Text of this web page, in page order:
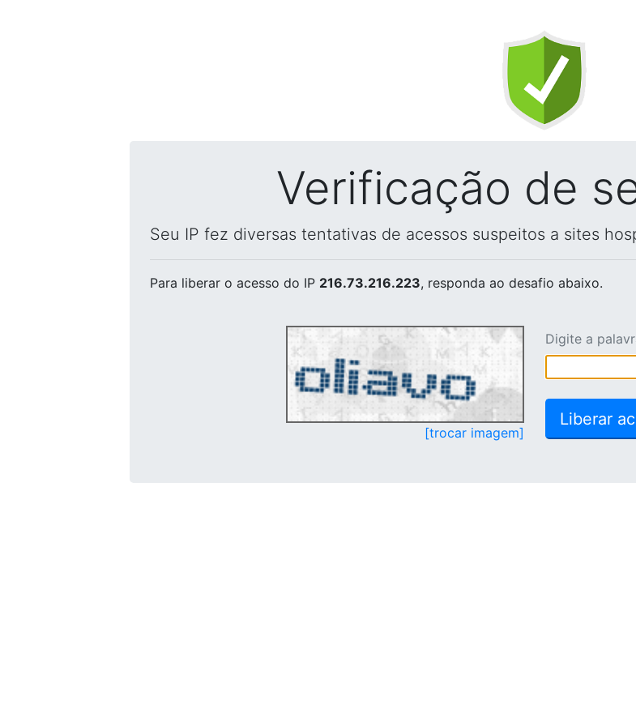
Verificação de
Seu IP fez diversas tentativas de acessos suspeitos a sites
Para liberar o acesso do IP 216.73.216.223, responda ao desafio abaixo.
[trocar imagem]
Digite a